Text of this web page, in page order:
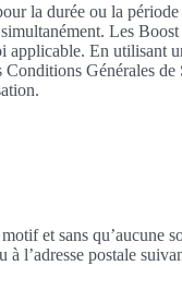
la durée ou la
Les
applicable. En utilisant
Générales de
et sans qu’aucune
l’adresse postale